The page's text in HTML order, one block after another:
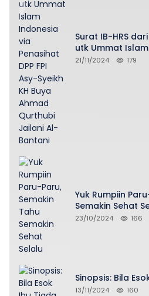
Surat IB-HRS
utk Ummat
Penasihat DPP
21/11/2024 179
Yuk Rumpiin
Semakin Sehat
23/10/2024 166
Sinopsis: Bila
13/11/2024 160